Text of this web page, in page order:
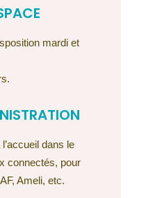
mardi et
dans le
connectés, pour
Ameli, etc.